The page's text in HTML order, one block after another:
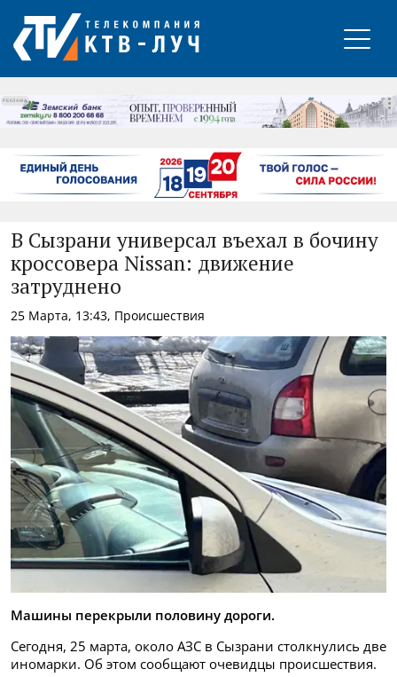
РЕКЛАМА
В Сызрани универсал въехал в бочину
кроссовера Nissan: движение
затруднено
25 Марта, 13:43, Происшествия
Машины перекрыли половину дороги.
Сегодня, 25 марта, около АЗС в Сызрани столкнулись две
иномарки. Об этом сообщают очевидцы происшествия.